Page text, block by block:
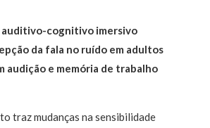
cognitivo imersivo
da fala no ruído em adultos
audição e memória de trabalho
traz mudanças na sensibilidade